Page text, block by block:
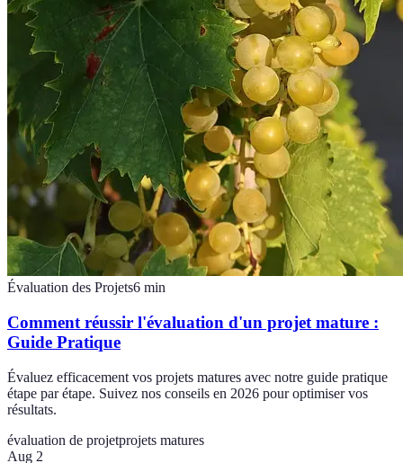
Évaluation des Projets6 min
Comment réussir l'évaluation d'un projet mature :
Guide Pratique
Évaluez efficacement vos projets matures avec notre guide pratique
étape par étape. Suivez nos conseils en 2026 pour optimiser vos
résultats.
évaluation de projetprojets matures
Aug 2